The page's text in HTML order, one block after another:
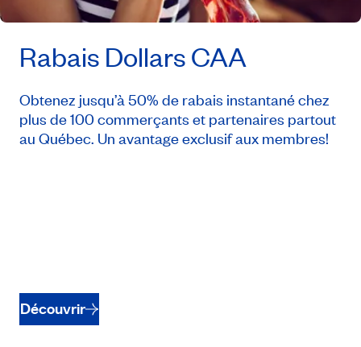
Rabais Dollars CAA
Obtenez jusqu’à 50% de rabais instantané chez
plus de 100 commerçants et partenaires partout
au Québec. Un avantage exclusif aux membres!
Découvrir